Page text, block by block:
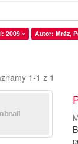
2009 × Autor: Mráz,
1-1 z 1